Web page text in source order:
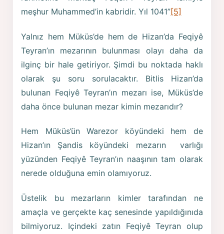
meşhur Muhammed’in kabridir. Yıl 1041”[5]
Yalnız hem Müküs’de hem de Hizan’da Feqiyê
Teyran’ın mezarının bulunması olayı daha da
ilginç bir hale getiriyor. Şimdi bu noktada haklı
olarak şu soru sorulacaktır. Bitlis Hizan’da
bulunan Feqiyê Teyran’ın mezarı ise, Müküs’de
daha önce bulunan mezar kimin mezarıdır?
Hem Müküs’ün Warezor köyündeki hem de
Hizan’ın Şandis köyündeki mezarın varlığı
yüzünden Feqiyê Teyran’ın naaşının tam olarak
nerede olduğuna emin olamıyoruz.
Üstelik bu mezarların kimler tarafından ne
amaçla ve gerçekte kaç senesinde yapıldığınıda
bilmiyoruz. Içindeki zatın Feqiyê Teyran olup